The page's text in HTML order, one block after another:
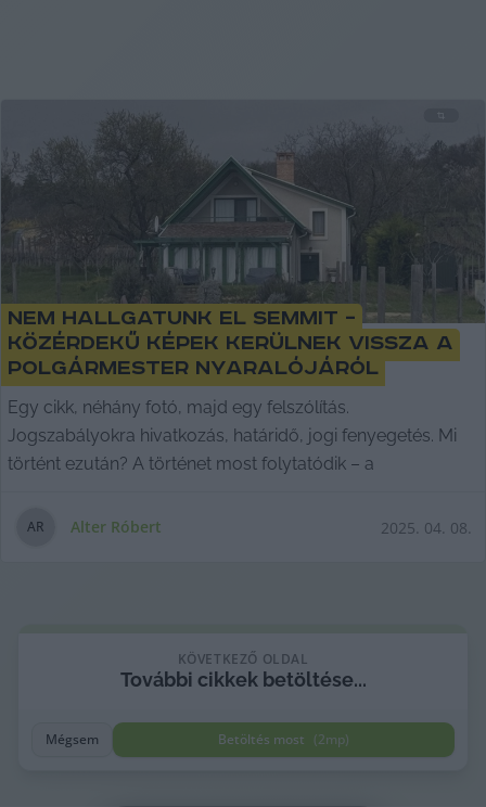
Nem hallgatunk el semmit –
közérdekű képek kerülnek vissza a
polgármester nyaralójáról
Egy cikk, néhány fotó, majd egy felszólítás.
Jogszabályokra hivatkozás, határidő, jogi fenyegetés. Mi
történt ezután? A történet most folytatódik – a
AR Alter Róbert 2025. 04. 08.
KÖVETKEZŐ OLDAL
További cikkekbetöltése...
Mégsem Betöltés most (2mp)